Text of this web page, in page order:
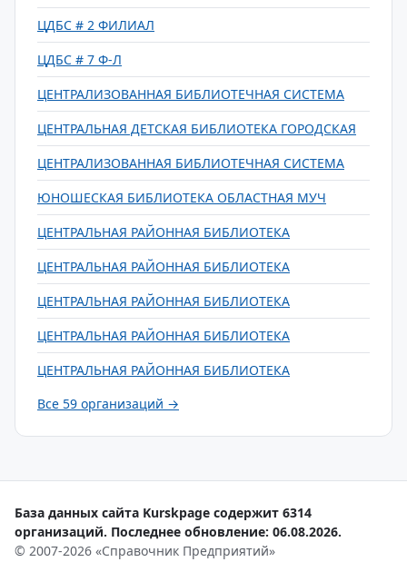
ЦДБС # 2 ФИЛИАЛ
ЦДБС # 7 Ф-Л
ЦЕНТРАЛИЗОВАННАЯ БИБЛИОТЕЧНАЯ СИСТЕМА
ЦЕНТРАЛЬНАЯ ДЕТСКАЯ БИБЛИОТЕКА ГОРОДСКАЯ
ЦЕНТРАЛИЗОВАННАЯ БИБЛИОТЕЧНАЯ СИСТЕМА
ЮНОШЕСКАЯ БИБЛИОТЕКА ОБЛАСТНАЯ МУЧ
ЦЕНТРАЛЬНАЯ РАЙОННАЯ БИБЛИОТЕКА
ЦЕНТРАЛЬНАЯ РАЙОННАЯ БИБЛИОТЕКА
ЦЕНТРАЛЬНАЯ РАЙОННАЯ БИБЛИОТЕКА
ЦЕНТРАЛЬНАЯ РАЙОННАЯ БИБЛИОТЕКА
ЦЕНТРАЛЬНАЯ РАЙОННАЯ БИБЛИОТЕКА
Все 59 организаций →
База данных сайта Kurskpage содержит 6314
организаций. Последнее обновление: 06.08.2026.
© 2007-2026 «Справочник Предприятий»